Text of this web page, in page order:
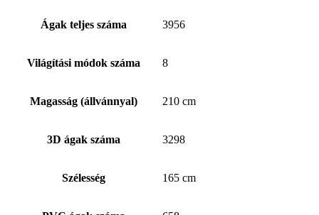
Ágak teljes száma 3956
Világítási módok száma 8
Magasság (állvánnyal) 210 cm
3D ágak száma 3298
Szélesség 165 cm